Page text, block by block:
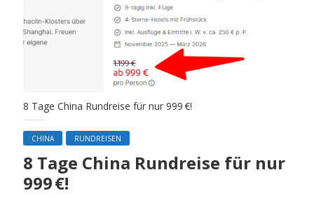
8 Tage China Rundreise für nur 999 €!
CHINA RUNDREISEN
8 Tage China Rundreise für nur
999 €!